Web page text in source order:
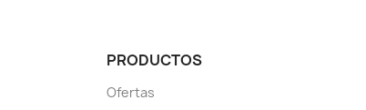
PRODUCTOS
Ofertas